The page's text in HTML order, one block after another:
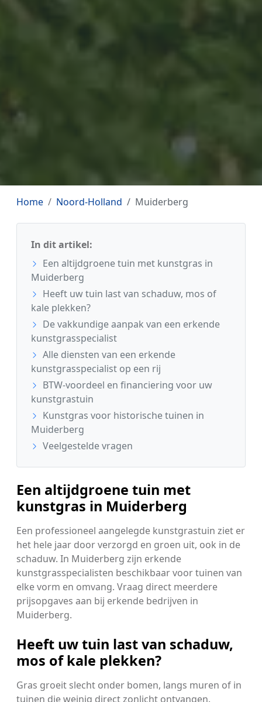
Home Noord-Holland Muiderberg
In dit artikel:
Een altijdgroene tuin met kunstgras in
Muiderberg
Heeft uw tuin last van schaduw, mos of
kale plekken?
De vakkundige aanpak van een erkende
kunstgrasspecialist
Alle diensten van een erkende
kunstgrasspecialist op een rij
BTW-voordeel en financiering voor uw
kunstgrastuin
Kunstgras voor historische tuinen in
Muiderberg
Veelgestelde vragen
Een altijdgroene tuin met
kunstgras in Muiderberg
Een professioneel aangelegde kunstgrastuin ziet er
het hele jaar door verzorgd en groen uit, ook in de
schaduw. In Muiderberg zijn erkende
kunstgrasspecialisten beschikbaar voor tuinen van
elke vorm en omvang. Vraag direct meerdere
prijsopgaves aan bij erkende bedrijven in
Muiderberg.
Heeft uw tuin last van schaduw,
mos of kale plekken?
Gras groeit slecht onder bomen, langs muren of in
tuinen die weinig direct zonlicht ontvangen.